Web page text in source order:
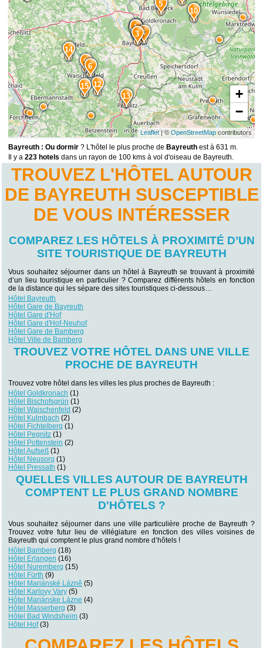
15
14
13
12
10
9
6
5
4
3
2
1
+
−
Leaflet| © OpenStreetMapcontributors
Bayreuth : Ou dormir ? L'hôtel le plus proche de Bayreuth est à 631 m.
Il y a223 hotels dans un rayon de 100 kms à vol d'oiseau de Bayreuth.
TROUVEZ L'HÔTEL AUTOUR
DE BAYREUTH SUSCEPTIBLE
DE VOUS INTÉRESSER
COMPAREZ LES HÔTELS À PROXIMITÉ D’UN
SITE TOURISTIQUE DE BAYREUTH
Vous souhaitez séjourner dans un hôtel à Bayreuth se trouvant à proximité
d’un lieu touristique en particulier ? Comparez différents hôtels en fonction
de la distance qui les sépare des sites touristiques ci-dessous…
Hôtel Bayreuth
Hôtel Gare de Bayreuth
Hôtel Gare d'Hof
Hôtel Gare d'Hof-Neuhof
Hôtel Gare de Bamberg
Hôtel Ville de Bamberg
TROUVEZ VOTRE HÔTEL DANS UNE VILLE
PROCHE DE BAYREUTH
Trouvez votre hôtel dans les villes les plus proches de Bayreuth :
Hôtel Goldkronach (1)
Hôtel Bischofsgrün (1)
Hôtel Waischenfeld (2)
Hôtel Kulmbach (2)
Hôtel Fichtelberg (1)
Hôtel Pegnitz (1)
Hôtel Pottenstein (2)
Hôtel Aufseß (1)
Hôtel Neusorg (1)
Hôtel Pressath (1)
QUELLES VILLES AUTOUR DE BAYREUTH
COMPTENT LE PLUS GRAND NOMBRE
D'HÔTELS ?
Vous souhaitez séjourner dans une ville particulière proche de Bayreuth ?
Trouvez votre futur lieu de villégiature en fonction des villes voisines de
Bayreuth qui comptent le plus grand nombre d’hôtels !
Hôtel Bamberg (18)
Hôtel Erlangen (16)
Hôtel Nuremberg (15)
Hôtel Fürth (9)
Hôtel Mariánské Lázně (5)
Hôtel Karlovy Vary (5)
Hôtel Mariánske Lázne (4)
Hôtel Masserberg (3)
Hôtel Bad Windsheim (3)
Hôtel Hof(3)